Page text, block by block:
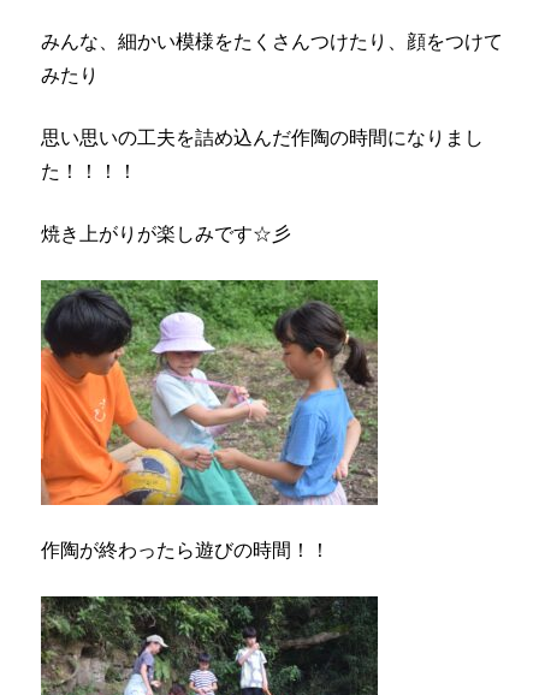
みんな、細かい模様をたくさんつけたり、顔をつけて
みたり
思い思いの工夫を詰め込んだ作陶の時間になりまし
た！！！！
焼き上がりが楽しみです☆彡
作陶が終わったら遊びの時間！！